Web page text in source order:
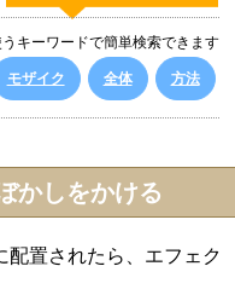
キーワードで簡単検索できます
モザイク 全体 方法
かしをかける
配置されたら、エフェク